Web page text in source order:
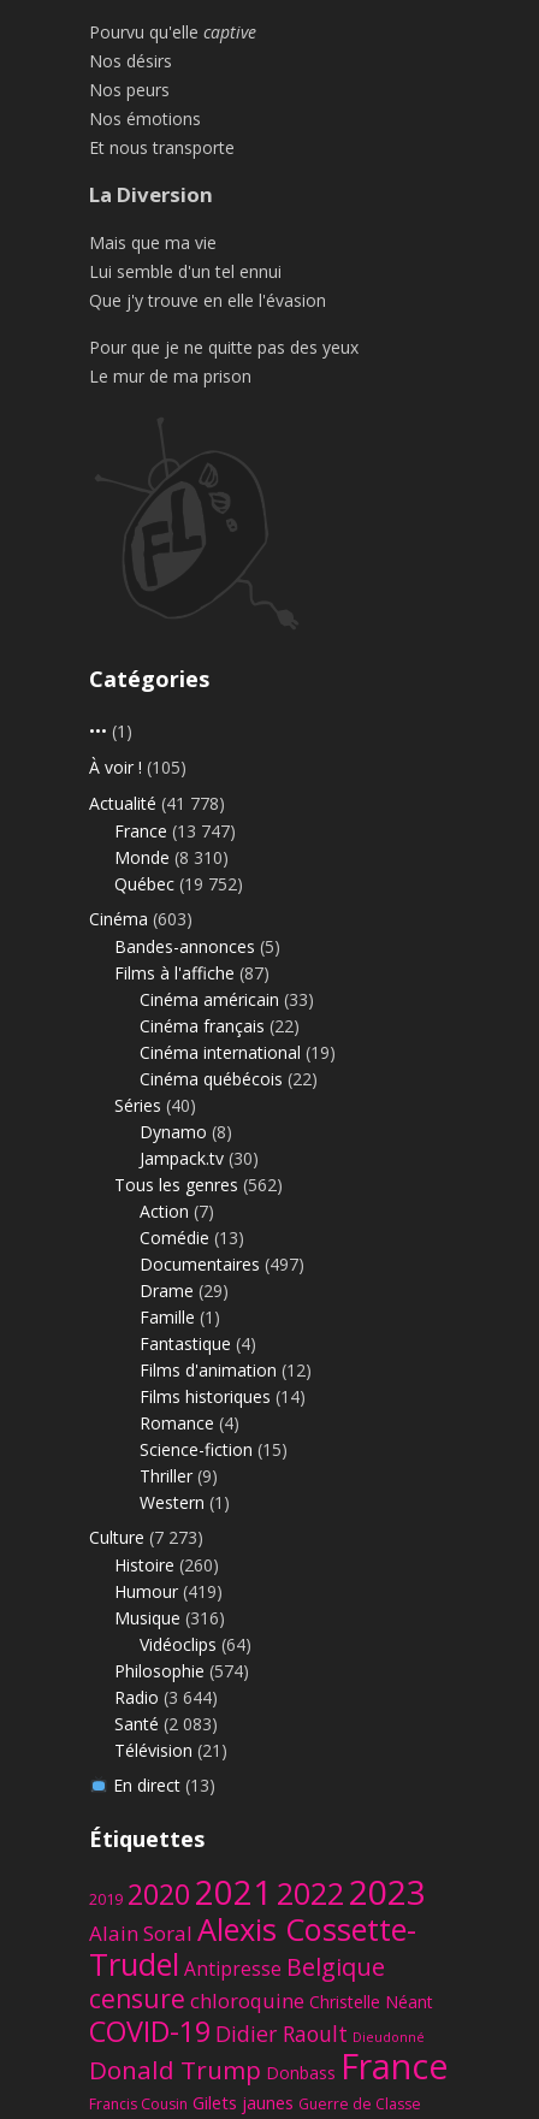
Pourvu qu'elle captive
Nos désirs
Nos peurs
Nos émotions
Et nous transporte
La Diversion
Mais que ma vie
Lui semble d'un tel ennui
Que j'y trouve en elle l'évasion
Pour que je ne quitte pas des yeux
Le mur de ma prison
Catégories
••• (1)
À voir ! (105)
Actualité (41 778)
France (13 747)
Monde (8 310)
Québec (19 752)
Cinéma (603)
Bandes-annonces (5)
Films à l'affiche (87)
Cinéma américain (33)
Cinéma français (22)
Cinéma international (19)
Cinéma québécois (22)
Séries (40)
Dynamo (8)
Jampack.tv (30)
Tous les genres (562)
Action (7)
Comédie (13)
Documentaires (497)
Drame (29)
Famille (1)
Fantastique (4)
Films d'animation (12)
Films historiques (14)
Romance (4)
Science-fiction (15)
Thriller (9)
Western (1)
Culture (7 273)
Histoire (260)
Humour (419)
Musique (316)
Vidéoclips (64)
Philosophie (574)
Radio (3 644)
Santé (2 083)
Télévision (21)
En direct(13)
Étiquettes
2019 20202021 20222023
Alain Soral Alexis Cossette-
Trudel Antipresse Belgique
censure chloroquine Christelle Néant
COVID-19 Didier Raoult Dieudonné
Donald Trump Donbass France
Francis Cousin Gilets jaunes Guerre de Classe